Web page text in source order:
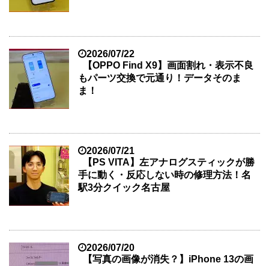
2026/07/22
【OPPO Find X9】画面割れ・表示不良
もパーツ交換で元通り！データそのま
ま！
2026/07/21
【PS VITA】左アナログスティックが勝
手に動く・反応しない時の修理方法！名
駅3分クイック名古屋
2026/07/20
【写真の画像が消失？】iPhone 13の画